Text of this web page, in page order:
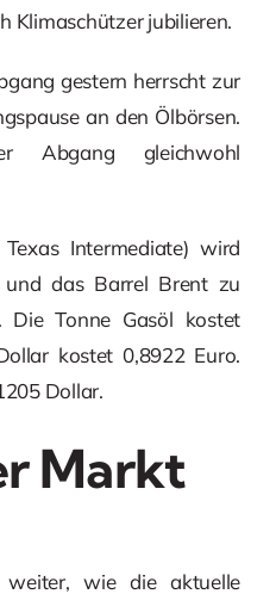
Klimaschützer jubilieren.
gestern herrscht zur
an den Ölbörsen.
Abgang gleichwohl
Intermediate) wird
das Barrel Brent zu
Die Tonne Gasöl kostet
kostet 0,8922 Euro.
Dollar.
Markt
weiter, wie die aktuelle